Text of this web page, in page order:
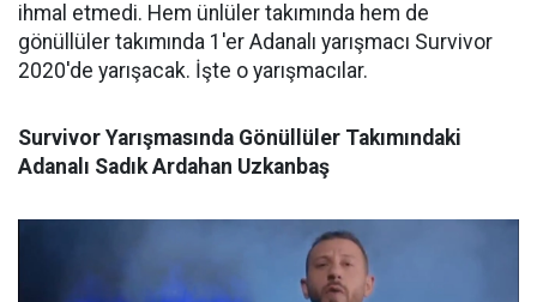
ihmal etmedi. Hem ünlüler takımında hem de
gönüllüler takımında 1'er Adanalı yarışmacı Survivor
2020'de yarışacak. İşte o yarışmacılar.
Survivor Yarışmasında Gönüllüler Takımındaki
Adanalı Sadık Ardahan Uzkanbaş